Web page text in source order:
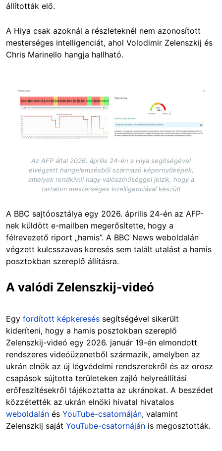
állították elő.
A Hiya csak azoknál a részleteknél nem azonosított
mesterséges intelligenciát, ahol Volodimir Zelenszkij és
Chris Marinello hangja hallható.
Image
Az AFP által 2026. április 24-én a Hiya segítségével
elvégzett hangelemzésből származó képernyőképek,
amelyek rendkívül nagy valószínűséggel jelzik, hogy a
tartalom mesterséges intelligenciával készült
A BBC sajtóosztálya egy 2026. április 24-én az AFP-
nek küldött e-mailben megerősítette, hogy a
félrevezető riport „hamis”. A BBC News weboldalán
végzett kulcsszavas keresés sem talált utalást a hamis
posztokban szereplő állításra.
A valódi Zelenszkij-videó
Egy fordított képkeresés segítségével sikerült
kideríteni, hogy a hamis posztokban szereplő
Zelenszkij-videó egy 2026. január 19-én elmondott
rendszeres videóüzenetből származik, amelyben az
ukrán elnök az új légvédelmi rendszerekről és az orosz
csapások sújtotta területeken zajló helyreállítási
erőfeszítésekről tájékoztatta az ukránokat. A beszédet
közzétették az ukrán elnöki hivatal hivatalos
weboldalán és YouTube-csatornáján, valamint
Zelenszkij saját YouTube-csatornáján is megosztották.